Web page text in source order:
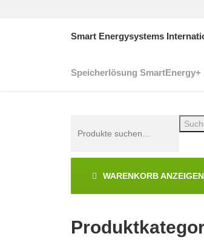
Smart Energysystems
Speicherlösung SmartEnergy+
WARENKORB ANZEIGEN